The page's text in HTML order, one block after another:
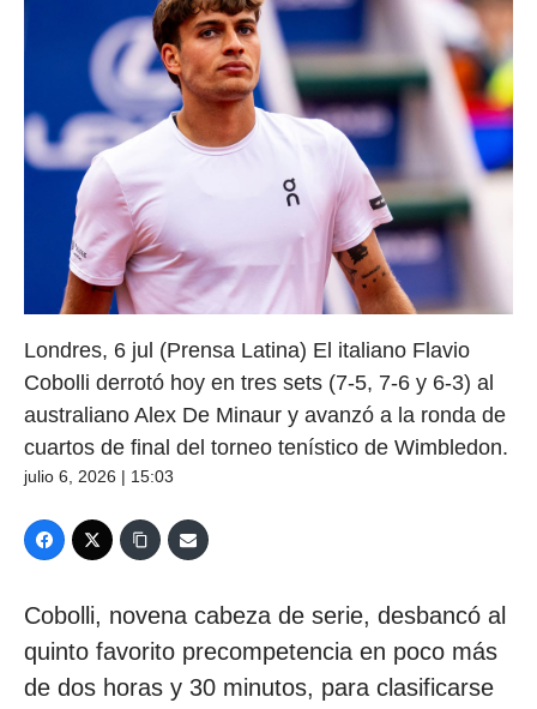
Londres, 6 jul (Prensa Latina) El italiano Flavio
Cobolli derrotó hoy en tres sets (7-5, 7-6 y 6-3) al
australiano Alex De Minaur y avanzó a la ronda de
cuartos de final del torneo tenístico de Wimbledon.
julio 6, 2026 | 15:03
Cobolli, novena cabeza de serie, desbancó al
quinto favorito precompetencia en poco más
de dos horas y 30 minutos, para clasificarse